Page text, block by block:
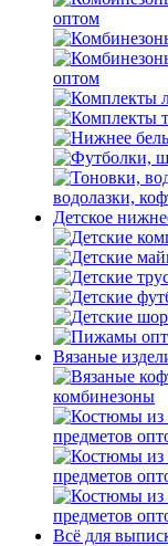
оптом
оптом
водолазки,
Детское
Вязаные
комбинезоны
предметов
предметов
предметов
Всё для